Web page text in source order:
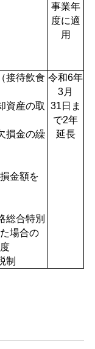
事業年
度に適
用
接待飲食
資産の取
損金の繰
金額を
総合特別
場合の
制
令和6年
3月
31日ま
で2年
延長